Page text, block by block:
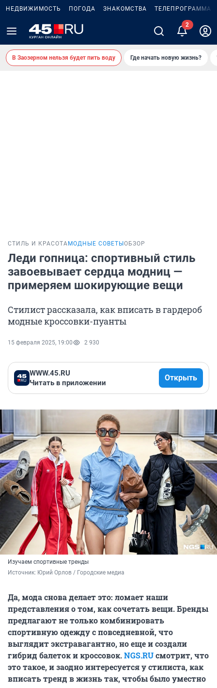
НЕДВИЖИМОСТЬ ПОГОДА ЗНАКОМСТВА ТЕЛЕПРОГРАММА
В Заозерном нельзя будет пить воду Где начать новую жизнь?
СТИЛЬ И КРАСОТА МОДНЫЕ СОВЕТЫ ОБЗОР
Леди гопница: спортивный стиль
завоевывает сердца модниц —
примеряем шокирующие вещи
Стилист рассказала, как вписать в гардероб
модные кроссовки-пуанты
15 февраля 2025, 19:00 2 930
WWW.45.RU
Читать в приложении
Открыть
Изучаем спортивные тренды
Источник: Юрий Орлов / Городские медиа
Да, мода снова делает это: ломает наши
представления о том, как сочетать вещи. Бренды
предлагают не только комбинировать
спортивную одежду с повседневной, что
выглядит экстравагантно, но еще и создали
гибрид балеток и кроссовок.NGS.RUсмотрит, что
это такое, и заодно интересуется у стилиста, как
вписать тренд в жизнь так, чтобы было уместно